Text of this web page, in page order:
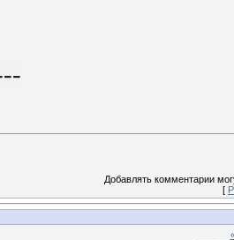
Добавлять комментарии
[